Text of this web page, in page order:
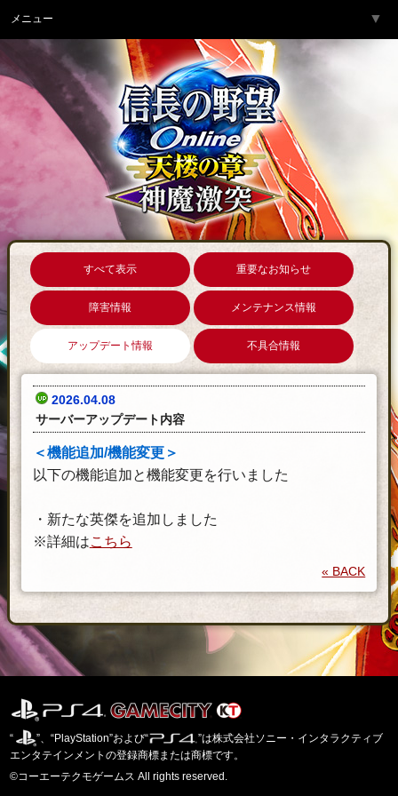
メニュー ▼
トップページ
ゲーム紹介
サービス
コミュニティ
ネットカフェ ▼
すべて表示 重要なお知らせ
障害情報 メンテナンス情報
アップデート情報 不具合情報
2026.04.08
サーバーアップデート内容
＜機能追加/機能変更＞
以下の機能追加と機能変更を行いました
・新たな英傑を追加しました
※詳細はこちら
« BACK
“ ”、“PlayStation”および“
”は株式会社ソニー・インタラクティブ
エンタテインメントの登録商標または商標です。
©コーエーテクモゲームス All rights reserved.